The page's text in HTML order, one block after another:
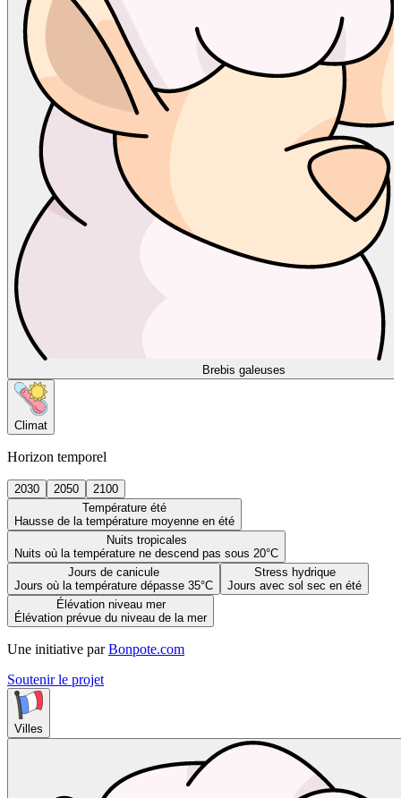
Brebis galeuses
Climat
Horizon temporel
2030 2050
2100
Température été
Hausse de la température moyenne en été
Nuits tropicales
Nuits où la température ne descend pas sous 20°C
Jours de canicule
Jours où la température dépasse 35°C
Stress hydrique
Jours avec sol sec en été
Élévation niveau mer
Élévation prévue du niveau de la mer
Une initiative par Bonpote.com
Soutenir le projet
Villes